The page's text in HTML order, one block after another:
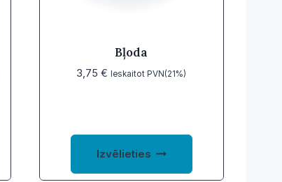
Bļoda
3,75€ Ieskaitot PVN(21%)
Izvēlieties